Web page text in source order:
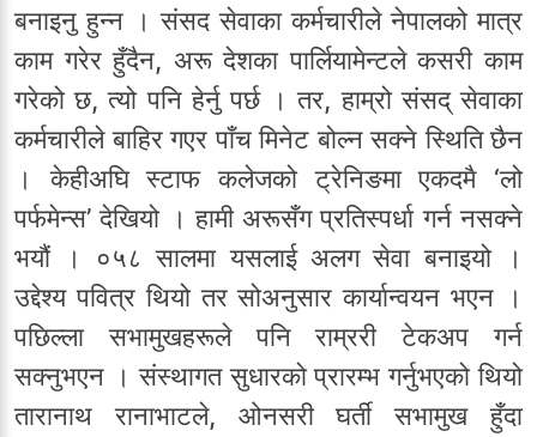
बनाइनु हुन्न । संसद सेवाका कर्मचारीले नेपालको मात्र
काम गरेर हुँदैन, अरू देशका पार्लियामेन्टले कसरी काम
गरेको छ, त्यो पनि हेर्नु पर्छ । तर, हाम्रो संसद् सेवाका
कर्मचारीले बाहिर गएर पाँच मिनेट बोल्न सक्ने स्थिति छैन
। केहीअघि स्टाफ कलेजको ट्रेनिङमा एकदमै ‘लो
पर्फमेन्स’ देखियो । हामी अरूसँग प्रतिस्पर्धा गर्न नसक्ने
भयौं । ०५८ सालमा यसलाई अलग सेवा बनाइयो ।
उद्देश्य पवित्र थियो तर सोअनुसार कार्यान्वयन भएन ।
पछिल्ला सभामुखहरूले पनि राम्ररी टेकअप गर्न
सक्नुभएन । संस्थागत सुधारको प्रारम्भ गर्नुभएको थियो
तारानाथ रानाभाटले, ओनसरी घर्ती सभामुख हुँदा